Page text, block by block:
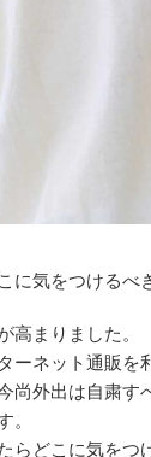
に気をつけるべ
高まりました。
ネット通販を
尚外出は自粛
らどこに気をつ